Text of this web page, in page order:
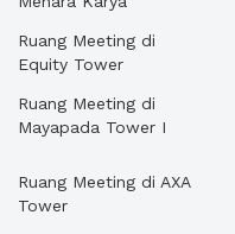
Ruang Meeting di
Equity Tower
Ruang Meeting di
Mayapada Tower I
Ruang Meeting di AXA
Tower